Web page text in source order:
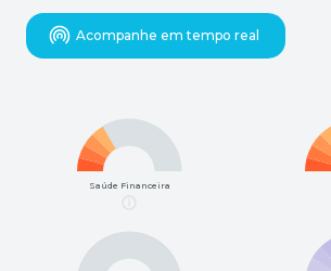
Acompanhe em tempo real
Saúde Financeira